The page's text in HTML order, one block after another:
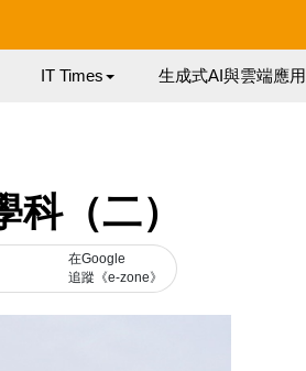
IT Times 生成式AI與雲端應用
（二）
在Google
追蹤《e-zone》